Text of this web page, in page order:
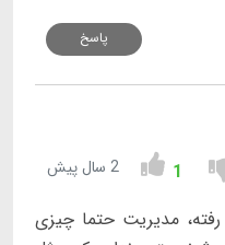
پاسخ
1 2 سال پیش
مدیریت حتما چیزی